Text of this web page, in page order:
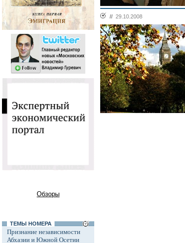
Обзоры
ТЕМЫ НОМЕРА
Признание независимости
Абхазии и Южной Осетии
// 29.10.2008